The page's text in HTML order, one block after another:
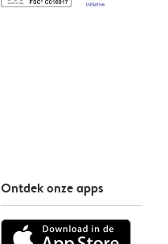
Ontdek onze apps